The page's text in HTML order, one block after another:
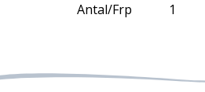
Antal/Frp
1